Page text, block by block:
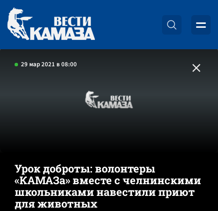
29 мар 2021 в 08:00
Урок доброты: волонтеры
«КАМАЗа» вместе с челнинскими
школьниками навестили приют
для животных